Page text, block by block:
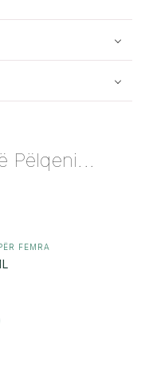
Pëlqeni...
FEMRA